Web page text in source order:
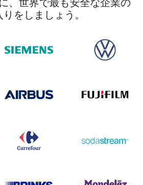
をしましょう。